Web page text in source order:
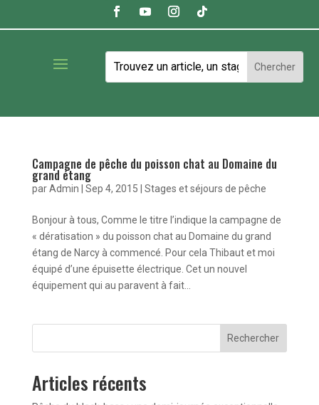
Campagne de pêche du poisson chat au Domaine du
grand étang
parAdmin Sep 4, 2015 Stages et séjours de pêche
Bonjour à tous, Comme le titre l’indique la campagne de
« dératisation » du poisson chat au Domaine du grand
étang de Narcy à commencé. Pour cela Thibaut et moi
équipé d’une épuisette électrique. Cet un nouvel
équipement qui au paravent à fait...
Rechercher
Articles récents